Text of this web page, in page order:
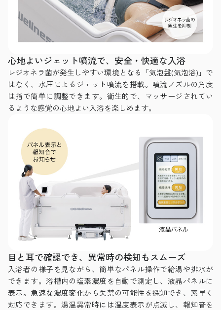
心地よいジェット噴流で、安全・快適な入浴
レジオネラ菌が発生しやすい環境となる「気泡盤(気泡浴)」で
はなく、水圧によるジェット噴流を搭載。噴流ノズルの角度
は指で簡単に調整できます。衛生的で、マッサージされてい
るような感覚の心地よい入浴を楽しめます。
目と耳で確認でき、異常時の検知もスムーズ
入浴者の様子を見ながら、簡単なパネル操作で給湯や排水が
できます。浴槽内の塩素濃度を自動で測定し、液晶パネルに
表示。急速な濃度変化から失禁の可能性を探知でき、素早く
対応できます。湯温異常時には温度表示が点滅し、報知音を